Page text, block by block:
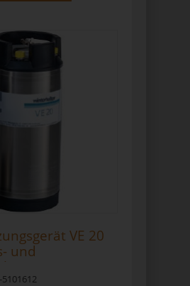
VE 20
und